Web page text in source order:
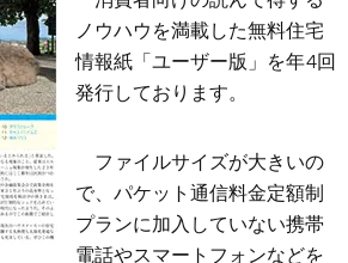
ノウハウを満載した無料住宅
情報紙「ユーザー版」を年4回
発行しております。
ファイルサイズが大きいの
で、パケット通信料金定額制
プランに加入していない携帯
電話やスマートフォンなどを